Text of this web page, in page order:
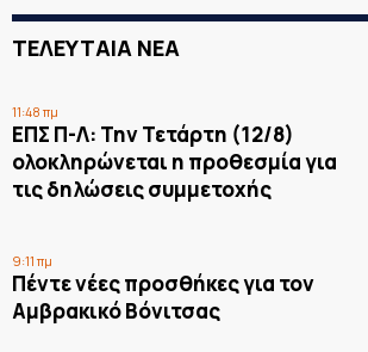
ΤΕΛΕΥΤΑΙΑ ΝΕΑ
11:48 πμ
ΕΠΣ Π-Λ: Την Τετάρτη (12/8)
ολοκληρώνεται η προθεσμία για
τις δηλώσεις συμμετοχής
9:11 πμ
Πέντε νέες προσθήκες για τον
Αμβρακικό Βόνιτσας